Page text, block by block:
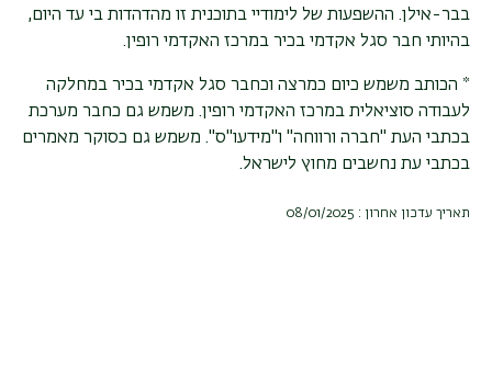
בבר-אילן. ההשפעות של לימודיי בתוכנית זו מהדהדות בי עד היום,
בהיותי חבר סגל אקדמי בכיר במרכז האקדמי רופין.
* הכותב משמש כיום כמרצה וכחבר סגל אקדמי בכיר במחלקה
לעבודה סוציאלית במרכז האקדמי רופין. משמש גם כחבר מערכת
בכתבי העת "חברה ורווחה" ו"מידעו"ס". משמש גם כסוקר מאמרים
בכתבי עת נחשבים מחוץ לישראל.
תאריך עדכון אחרון : 08/01/2025